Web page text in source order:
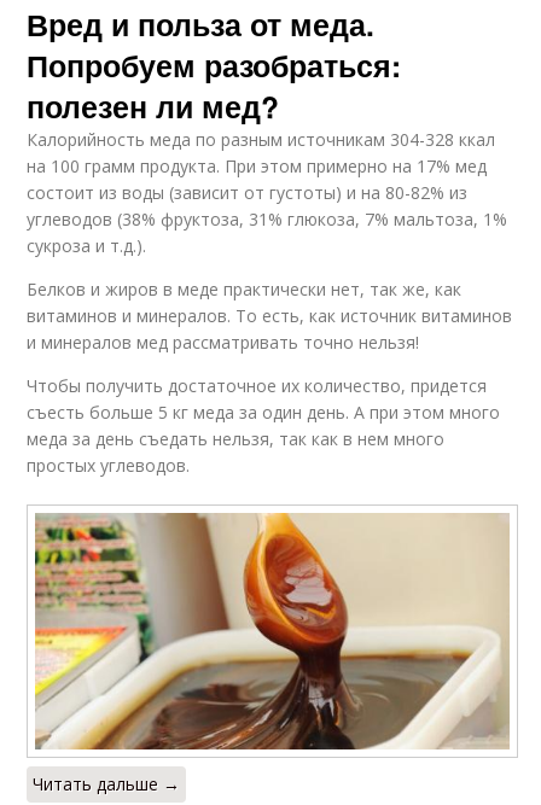
Вред и польза от меда.
Попробуем разобраться:
полезен ли мед?
Калорийность меда по разным источникам 304-328 ккал
на 100 грамм продукта. При этом примерно на 17% мед
состоит из воды (зависит от густоты) и на 80-82% из
углеводов (38% фруктоза, 31% глюкоза, 7% мальтоза, 1%
сукроза и т.д.).
Белков и жиров в меде практически нет, так же, как
витаминов и минералов. То есть, как источник витаминов
и минералов мед рассматривать точно нельзя!
Чтобы получить достаточное их количество, придется
съесть больше 5 кг меда за один день. А при этом много
меда за день съедать нельзя, так как в нем много
простых углеводов.
Читать дальше →